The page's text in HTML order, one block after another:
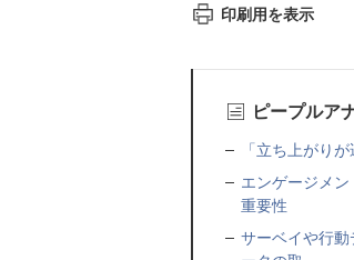
印刷用を表示
ピープルア
「立ち上がり
エンゲージメ
重要性
サーベイや行